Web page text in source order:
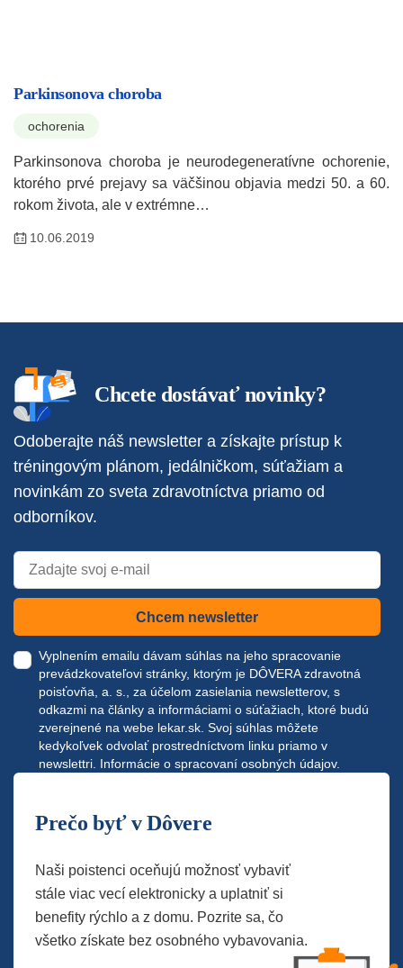
Parkinsonova choroba
ochorenia
Parkinsonova choroba je neurodegeneratívne ochorenie,
ktorého prvé prejavy sa väčšinou objavia medzi 50. a 60.
rokom života, ale v extrémne…
10.06.2019
Chcete dostávať novinky?
Odoberajte náš newsletter a získajte prístup k
tréningovým plánom, jedálničkom, súťažiam a
novinkám zo sveta zdravotníctva priamo od
odborníkov.
Chcem newsletter
Vyplnením emailu dávam súhlas na jeho spracovanie
prevádzkovateľovi stránky, ktorým je DÔVERA zdravotná
poisťovňa, a. s., za účelom zasielania newsletterov, s
odkazmi na články a informáciami o súťažiach, ktoré budú
zverejnené na webe lekar.sk. Svoj súhlas môžete
kedykoľvek odvolať prostredníctvom linku priamo v
newslettri. Informácie o spracovaní osobných údajov.
Prečo byť v Dôvere
Naši poistenci oceňujú možnosť vybaviť
stále viac vecí elektronicky a uplatniť si
benefity rýchlo a z domu. Pozrite sa, čo
všetko získate bez osobného vybavovania.